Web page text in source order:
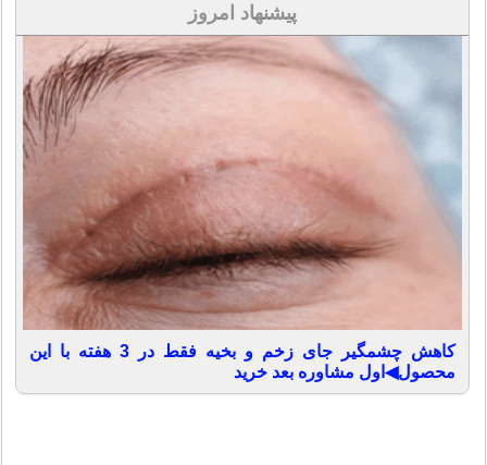
پیشنهاد امروز
کاهش چشمگیر جای زخم و بخیه فقط در 3 هفته با این
محصول◀اول مشاوره بعد خرید